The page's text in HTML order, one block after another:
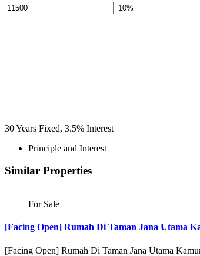
30Years Fixed, 3.5% Interest
Principle and Interest
Similar Properties
For Sale
[Facing Open] Rumah Di Taman Jana Utama
[Facing Open] Rumah Di Taman Jana Utama